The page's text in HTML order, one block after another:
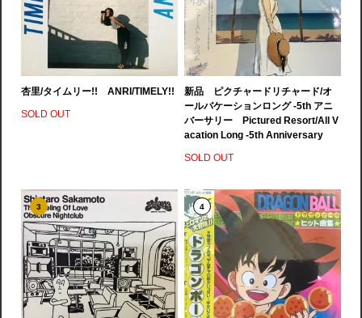
杏里/タイムリー!! ANRI/TIMELY!!
SOLD OUT
新品 ピクチャードリチャード/オ
ールバケーションロング -5th アニ
バーサリー Pictured Resort/All V
acation Long -5th Anniversary
SOLD OUT
3 4